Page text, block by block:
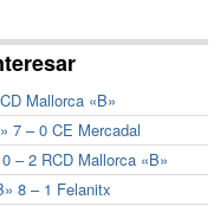
Mallorca «B»
7 – 0 CE Mercadal
– 2 RCD Mallorca «B»
8 – 1 Felanitx